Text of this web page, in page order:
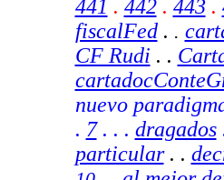
441 . 442. 443.
fiscalFed . .
CF Rudi . .
nuevo
. 7. . . dragados
particular. .